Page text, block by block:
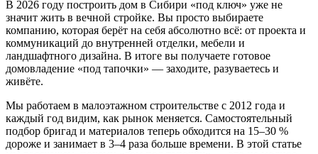
В 2026 году построить дом в Сибири «под ключ» уже не
значит жить в вечной стройке. Вы просто выбираете
компанию, которая берёт на себя абсолютно всё: от проекта и
коммуникаций до внутренней отделки, мебели и
ландшафтного дизайна. В итоге вы получаете готовое
домовладение «под тапочки» — заходите, разуваетесь и
живёте.
Мы работаем в малоэтажном строительстве с 2012 года и
каждый год видим, как рынок меняется. Самостоятельный
подбор бригад и материалов теперь обходится на 15–30 %
дороже и занимает в 3–4 раза больше времени. В этой статье